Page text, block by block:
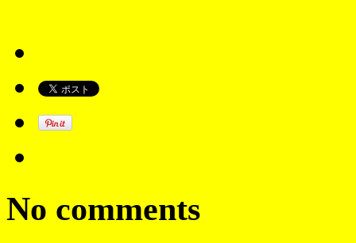
No comments